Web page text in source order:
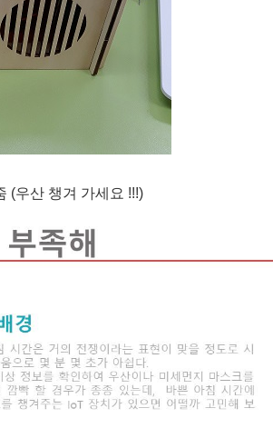
(우산 챙겨 가세요 !!!)